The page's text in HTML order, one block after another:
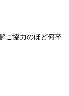
ご協力のほど何卒